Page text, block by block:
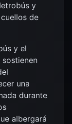
y
de
y el
una
durante
albergará